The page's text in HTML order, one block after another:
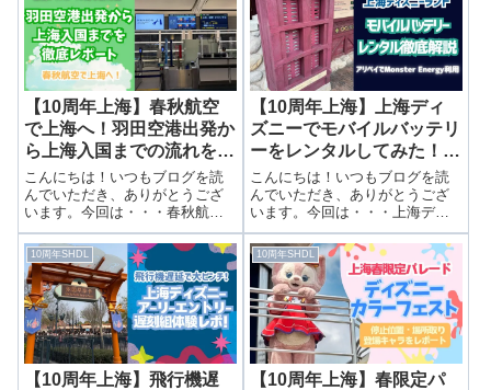
【10周年上海】春秋航空
で上海へ！羽田空港出発か
ら上海入国までの流れを徹
底レポート
こんにちは！いつもブログを読
んでいただき、ありがとうござ
います。今回は・・・春秋航空
で上海へ！羽田空港出発から上
海入国までの流れを徹底レポー
ト前回は上海ディズニー10周年
限定フードを紹介しました。▶
上海ディズニー10周年の食べ歩
きフード3選...
【10周年上海】上海ディ
ズニーでモバイルバッテリ
ーをレンタルしてみた！借
り方・返却方法・料金を徹
底解説
こんにちは！いつもブログを読
んでいただき、ありがとうござ
います。今回は・・・上海ディ
ズニーでモバイルバッテリーを
レンタルしてみた！借り方・返
却方法・料金を徹底解説前回は
アドベンチャーアイルのグリー
ティング施設を紹介しました。
▶アドベンチャー...
10周年SHDL
【10周年上海】飛行機遅
10周年SHDL
【10周年上海】春限定パ